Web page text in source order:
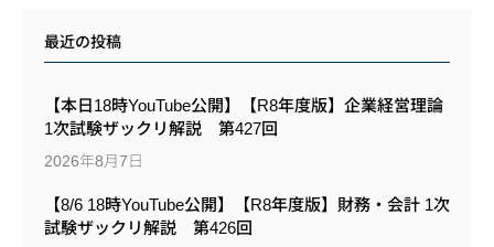
最近の投稿
【本日18時YouTube公開】【R8年度版】企業経営理論
1次試験ザックリ解説 第427回
2026年8月7日
【8/6 18時YouTube公開】【R8年度版】財務・会計 1次
試験ザックリ解説 第426回